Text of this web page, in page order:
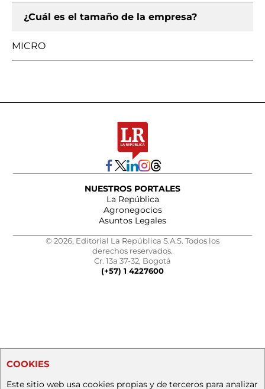
¿Cuál es el tamaño de la empresa?
MICRO
NUESTROS PORTALES
La República
Agronegocios
Asuntos Legales
© 2026, Editorial La República S.A.S. Todos los
derechos reservados.
Cr. 13a 37-32, Bogotá
(+57) 1 4227600
COOKIES
Este sitio web usa cookies propias y de terceros para analizar